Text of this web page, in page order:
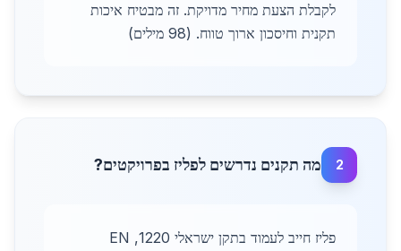
לקבלת הצעת מחיר מדויקת. זה מבטיח איכות
תקנית וחיסכון ארוך טווח. (98 מילים)
2 מה תקנים נדרשים לפליז בפרויקטים?
פליז חייב לעמוד בתקן ישראלי 1220, EN